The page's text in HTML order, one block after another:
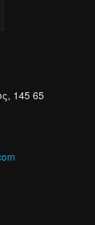
145 65